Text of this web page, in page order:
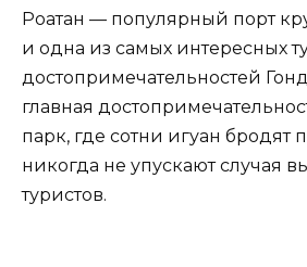
Роатан — популярный порт
и одна из самых интересных
достопримечательностей
главная
парк, где сотни игуан бродят
никогда не упускают случая
туристов.